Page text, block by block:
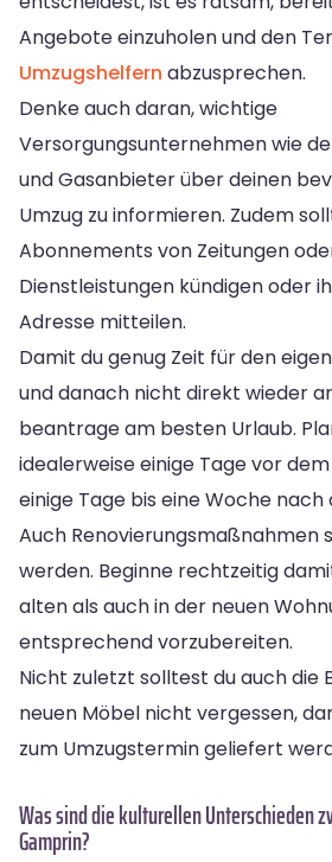
Angebote einzuholen und den
Umzugshelfern abzusprechen.
Denke auch daran, wichtige
Versorgungsunternehmen wie
und Gasanbieter über deinen
Umzug zu informieren. Zudem
Abonnements von Zeitungen
Dienstleistungen kündigen oder
Adresse mitteilen.
Damit du genug Zeit für den
und danach nicht direkt wieder
beantrage am besten Urlaub.
idealerweise einige Tage vor
einige Tage bis eine Woche nach
Auch Renovierungsmaßnahmen
werden. Beginne rechtzeitig
alten als auch in der neuen
entsprechend vorzubereiten.
Nicht zuletzt solltest du auch die
neuen Möbel nicht vergessen,
zum Umzugstermin geliefert
Was sind die kulturellen Unterschieden
Gamprin?